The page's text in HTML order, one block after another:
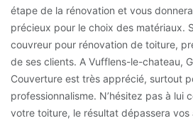
étape de la rénovation et vous
précieux pour le choix des matériaux.
couvreur pour rénovation de toiture,
de ses clients. A Vufflens-le-chateau,
Couverture est très apprécié, surtout
professionnalisme. N’hésitez pas à lui
votre toiture, le résultat dépassera vos